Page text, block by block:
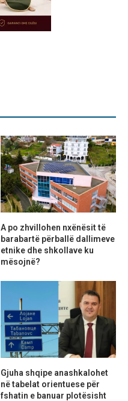
A po zhvillohen nxënësit të
barabartë përballë dallimeve
etnike dhe shkollave ku
mësojnë?
Gjuha shqipe anashkalohet
në tabelat orientuese për
fshatin e banuar plotësisht